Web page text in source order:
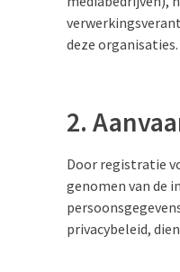
deze organisaties.
2.
Door registratie
genomen van de
privacybeleid,